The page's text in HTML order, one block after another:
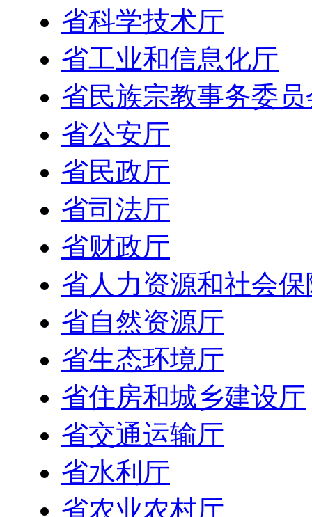
省科学技术厅
省工业和信息化厅
省民族宗教事务委员
省公安厅
省民政厅
省司法厅
省财政厅
省人力资源和社会
省自然资源厅
省生态环境厅
省住房和城乡建设厅
省交通运输厅
省水利厅
省农业农村厅